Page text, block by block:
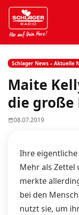
Schlager News – Aktuelle
Maite
die große
08.07.2019
Ihre
Mehr als Zettel
merkte
bei den
nutzt sie, um